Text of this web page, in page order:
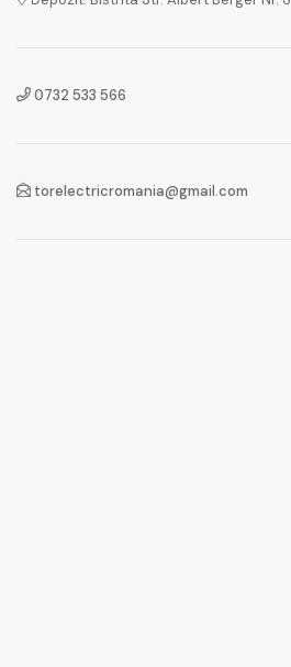
0732 533 566
torelectricromania@gmail.com